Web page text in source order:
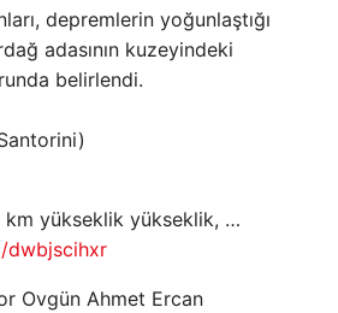
depremlerin yoğunlaştığı
adasının kuzeyindeki
belirlendi.
​​km yükseklik yükseklik, …
dwbjscihxr
Ovgün Ahmet Ercan